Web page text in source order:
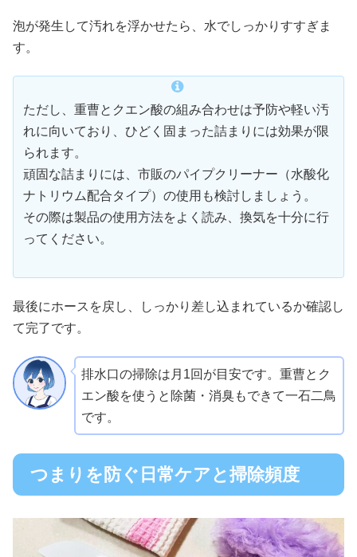
泡が発生して汚れを浮かせたら、水でしっかりすすぎま
す。
ただし、重曹とクエン酸の組み合わせは予防や軽い汚
れに向いており、ひどく固まった詰まりには効果が限
られます。
頑固な詰まりには、市販のパイプクリーナー（水酸化
ナトリウム配合タイプ）の使用も検討しましょう。
その際は製品の使用方法をよく読み、換気を十分に行
ってください。
最後にホースを戻し、しっかり差し込まれているか確認し
て完了です。
排水口の掃除は月1回が目安です。重曹とク
エン酸を使うと除菌・消臭もできて一石二鳥
です。
つまりを防ぐ日常ケアと掃除頻度